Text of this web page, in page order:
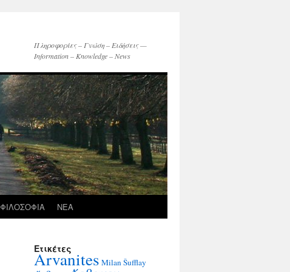
Πληροφορίες – Γνώση – Ειδήσεις —
Information – Knowledge – News
ΦΙΛΟΣΟΦΙΑ ΝΕΑ
Ετικέτες
Arvanites Milan Šufflay